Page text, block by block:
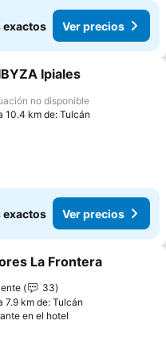
exactos Ver precios
a favoritos
Ipiales
no disponible
10.4 km de: Tulcán
exactos Ver precios
a favoritos
La Frontera
33
7.9 km de: Tulcán
en el hotel